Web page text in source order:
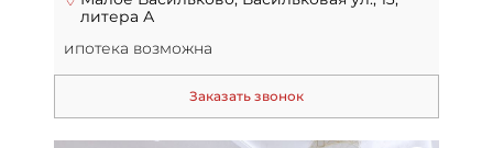
литера А
ипотека возможна
Заказать звонок